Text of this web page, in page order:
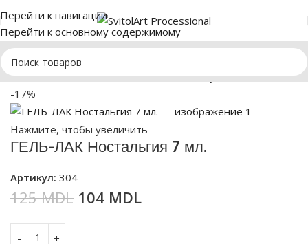
Перейти к навигации
Перейти к основному содержимому
МАНИКЮР Гель-лаки SvitolArt Grey$Brown 300-390
-17%
Нажмите, чтобы увеличить
ГЕЛЬ-ЛАК Ностальгия 7 мл.
Артикул: 304
125MDL 104 MDL